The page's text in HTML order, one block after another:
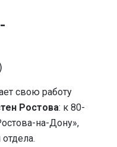
свою работу
Ростова: к 80-
на-Дону»,